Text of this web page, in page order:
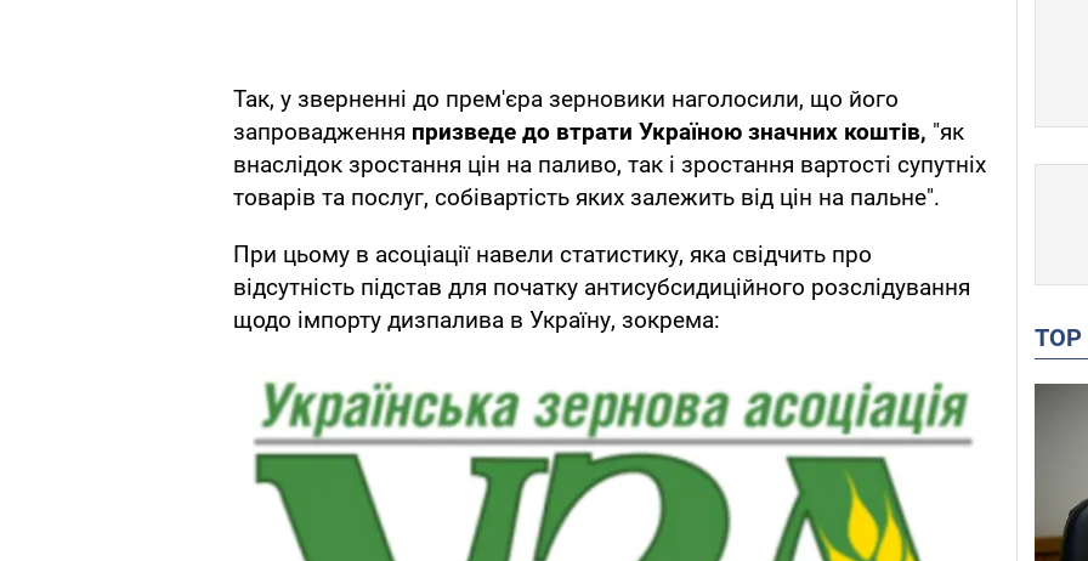
Так, у зверненні до прем'єра зерновики наголосили, що його
запровадження призведе до втрати Україною значних коштів, "як
внаслідок зростання цін на паливо, так і зростання вартості супутніх
товарів та послуг, собівартість яких залежить від цін на пальне".
При цьому в асоціації навели статистику, яка свідчить про
відсутність підстав для початку антисубсидиційного розслідування
щодо імпорту дизпалива в Україну, зокрема: